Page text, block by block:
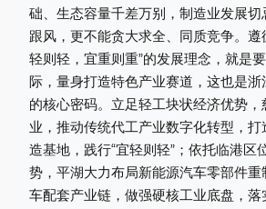
础、生态容量千差万别，制造业发展切
跟风，更不能贪大求全、同质竞争。遵
轻则轻，宜重则重”的发展理念，就是
际，量身打造特色产业赛道，这也是浙
的核心密码。立足轻工块状经济优势
业，推动传统代工产业数字化转型，打
造基地，践行“宜轻则轻”；依托临港区
势，平湖大力布局新能源汽车零部件
车配套产业链，做强硬核工业底盘，落